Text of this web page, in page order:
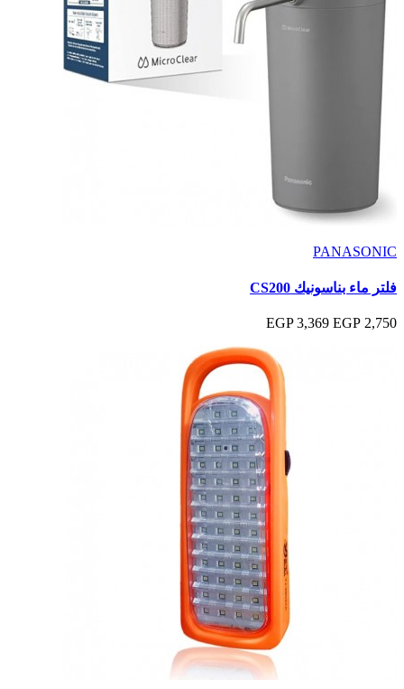
PANASONIC
فلتر ماء بناسونيك CS200
2,750 EGP
3,369 EGP